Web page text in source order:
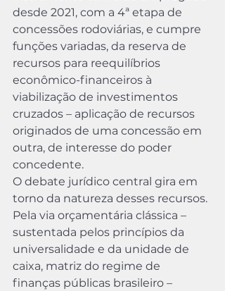
desde 2021, com a 4ª etapa de
concessões rodoviárias, e cumpre
funções variadas, da reserva de
recursos para reequilíbrios
econômico-financeiros à
viabilização de investimentos
cruzados – aplicação de recursos
originados de uma concessão em
outra, de interesse do poder
concedente.
O debate jurídico central gira em
torno da natureza desses recursos.
Pela via orçamentária clássica –
sustentada pelos princípios da
universalidade e da unidade de
caixa, matriz do regime de
finanças públicas brasileiro –